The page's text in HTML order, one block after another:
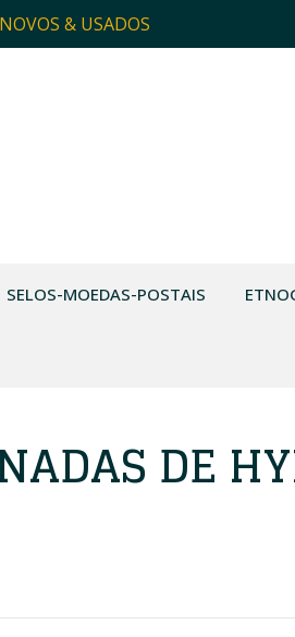
& USADOS
SELOS-MOEDAS-POSTAIS
DE